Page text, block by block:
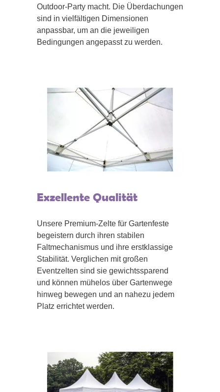
Outdoor-Party macht. Die Überdachungen
sind in vielfältigen Dimensionen
anpassbar, um an die jeweiligen
Bedingungen angepasst zu werden.
Exzellente Qualität
Unsere Premium-Zelte für Gartenfeste
begeistern durch ihren stabilen
Faltmechanismus und ihre erstklassige
Stabilität. Verglichen mit großen
Eventzelten sind sie gewichtssparend
und können mühelos über Gartenwege
hinweg bewegen und an nahezu jedem
Platz errichtet werden.